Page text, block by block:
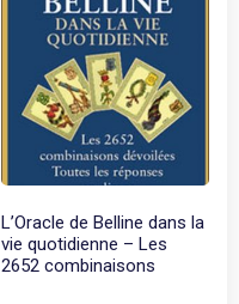
L’Oracle de Belline dans la
vie quotidienne – Les
2652 combinaisons